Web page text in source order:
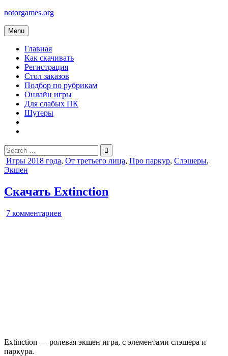
Skip
content
notorgames.org
Menu
Главная
Как скачивать
Регистрация
Стол заказов
Подбор по рубрикам
Онлайн игры
Для слабых ПК
Шутеры
Search
for:
Posted
in
Игры 2018 года, От третьего лица, Про паркур, Слэшеры,
Экшен
Скачать Extinction
7 комментариев
Extinction — ролевая экшен игра, с элементами слэшера и
паркура.